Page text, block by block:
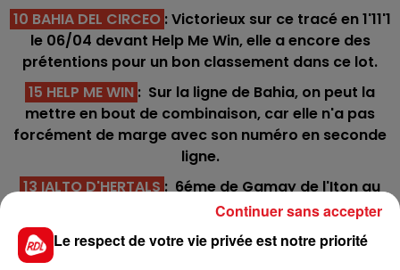
10 BAHIA DEL CIRCEO : Victorieux sur ce tracé en 1'11'1
le 06/04 devant Help Me Win, elle a encore des
prétentions pour un bon classement dans ce lot.
15 HELP ME WIN : Sur la ligne de Bahia, on peut la
mettre en bout de combinaison, car elle n'a pas
forcément de marge avec son numéro en seconde
ligne.
13 IALTO D'HERTALS: 6éme de Gamay de l'Iton au
Croisé, il vient de préparer cette épreuve en
prenant une seconde place à Mons. Il peut viser une
5éme place.
Le respect de votre vie privée est notre priorité
Continuer sans accepter